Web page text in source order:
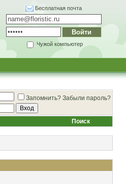
Бесплатная почта
Чужой компьютер
Запомнить? Забыли пароль?
Поиск